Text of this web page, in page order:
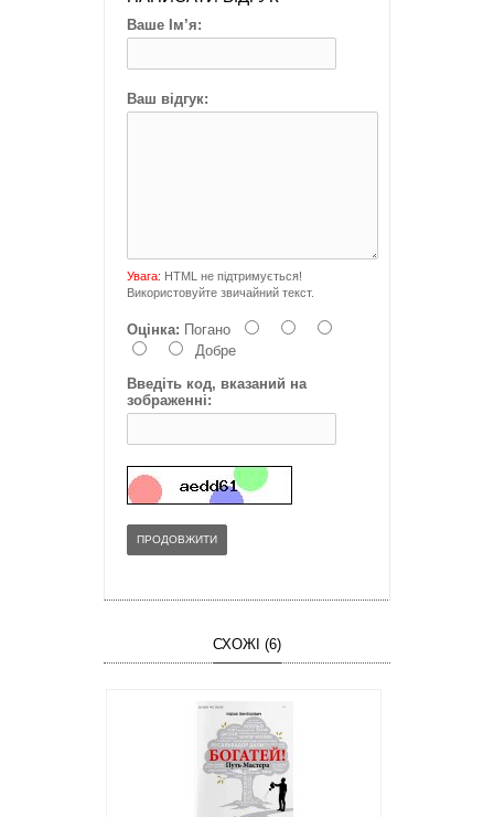
Ваше Ім’я:
Ваш відгук:
Увага: HTML не підтримується!
Використовуйте звичайний текст.
Оцінка: Погано
Добре
Введіть код, вказаний на
зображенні:
ПРОДОВЖИТИ
СХОЖІ (6)